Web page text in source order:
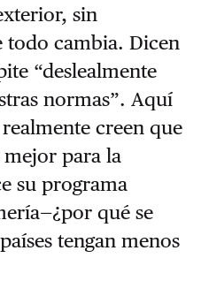
sin
todo cambia. Dicen
“deslealmente
normas”. Aquí
creen que
mejor para la
su programa
qué se
tengan menos